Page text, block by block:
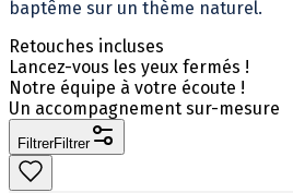
baptême sur un thème naturel.
Retouches incluses
Lancez-vous les yeux fermés !
Notre équipe à votre écoute !
Un accompagnement sur-mesure
FiltrerFiltrer